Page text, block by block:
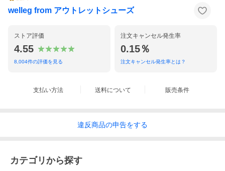
welleg from アウトレットシューズ
ストア評価
4.55
8,004件の評価を見る
注文キャンセル発生率
0.15％
注文キャンセル発生率とは？
支払い方法 送料について 販売条件
違反商品の申告をする
カテゴリから探す